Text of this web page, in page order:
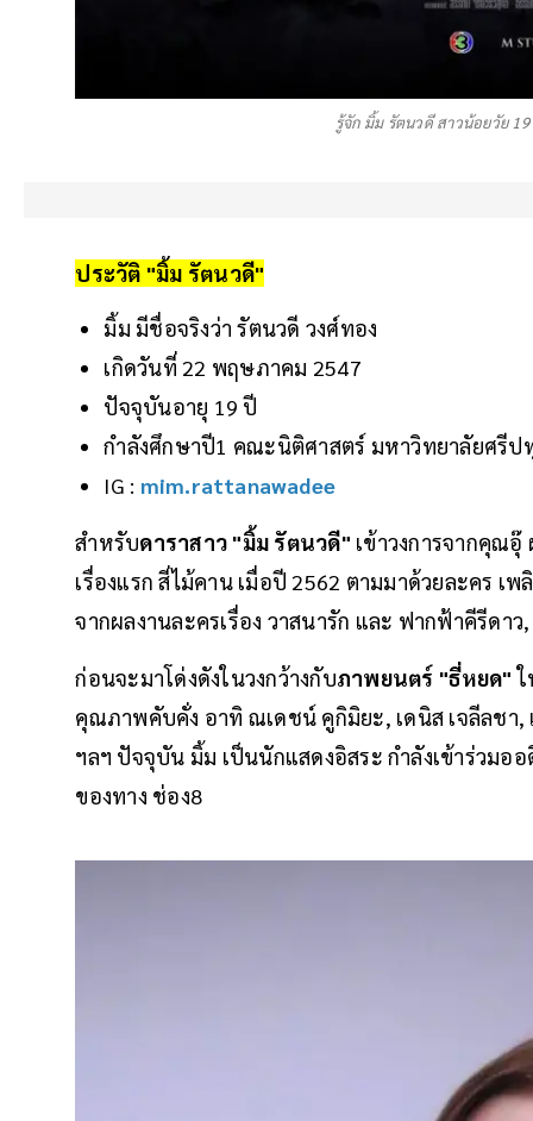
รู้จัก มิ้ม รัตนวดี สาวน้อยวัย
ประวัติ "มิ้ม รัตนวดี"
มิ้ม มีชื่อจริงว่า รัตนวดี วงศ์ทอง
เกิดวันที่ 22 พฤษภาคม 2547
ปัจจุบันอายุ 19 ปี
กำลังศึกษาปี1 คณะนิติศาสตร์ มหาวิทยาลัยศรีป
IG : mim.rattanawadee
สำหรับดาราสาว "มิ้ม รัตนวดี" เข้าวงการจาก​คุณ
เรื่องแรก สี่ไม้คาน เมื่อปี 2562 ตามมาด้วยละคร เ
จากผลงานละครเรื่อง​ วาสนารัก และ ฟากฟ้าคีรีดา
ก่อนจะมาโด่งดังในวงกว้างกับภาพยนตร์ "ธี่หยด"
คุณภาพคับคั่ง อาทิ ณเดชน์ คูกิมิยะ, เดนิส เจลีลช
ฯลฯ ปัจจุบัน มิ้ม เป็นนักแสดงอิสระ​ กำลังเข้าร่วมอ
ของทาง​ ช่อง8